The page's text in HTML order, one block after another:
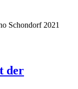
Schondorf 2021
der